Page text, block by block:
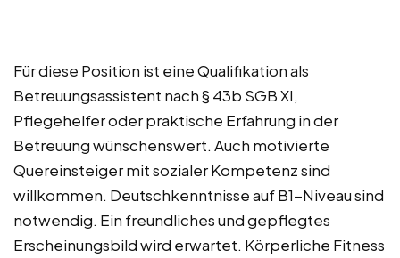
Für diese Position ist eine Qualifikation als
Betreuungsassistent nach § 43b SGB XI,
Pflegehelfer oder praktische Erfahrung in der
Betreuung wünschenswert. Auch motivierte
Quereinsteiger mit sozialer Kompetenz sind
willkommen. Deutschkenntnisse auf B1-Niveau sind
notwendig. Ein freundliches und gepflegtes
Erscheinungsbild wird erwartet. Körperliche Fitness